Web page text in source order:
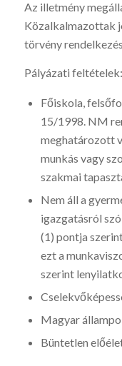
Az illetmény
Közalkalmazottak
törvény
Pályázati feltételek:
Főiskola,
15/1998. NM
meghatározott
munkás vagy
szakmai
Nem áll a
igazgatásról
(1) pontja
ezt a
szerint
Magyar
Büntetlen